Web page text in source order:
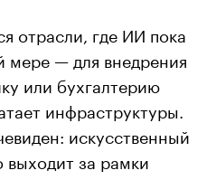
отрасли, где ИИ пока
мере — для внедрения
или бухгалтерию
инфраструктуры.
искусственный
выходит за рамки